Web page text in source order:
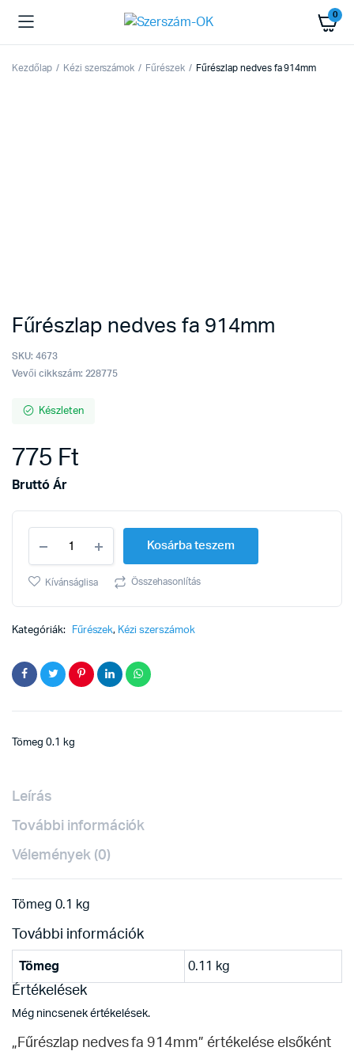
0
Kezdőlap Kézi szerszámok Fűrészek Fűrészlap nedves fa 914mm
Fűrészlap nedves fa 914mm
SKU: 4673
Vevői cikkszám: 228775
Készleten
775 Ft
Bruttó Ár
nedves
fa
914mm
Kosárba teszem
Kívánságlisa Összehasonlítás
Kategóriák: Fűrészek, Kézi szerszámok
Tömeg 0.1 kg
Leírás
További információk
Vélemények (0)
Tömeg 0.1 kg
További információk
Tömeg 0.11 kg
Értékelések
Még nincsenek értékelések.
„Fűrészlap nedves fa 914mm” értékelése elsőként